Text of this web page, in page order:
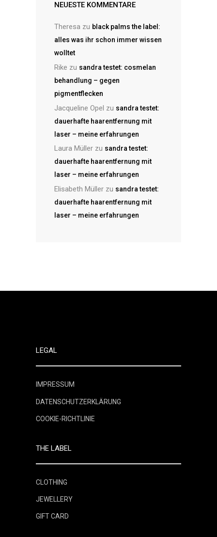
NEUESTE KOMMENTARE
Theresa zu black palms the label:
alles was ihr schon immer wissen
wolltet
Rike zu sandra testet: cosmelan
behandlung – gegen
pigmentflecken
Jacqueline Opel zu sandra testet:
dauerhafte haarentfernung mit
laser – meine erfahrungen
Laura Müller zu sandra testet:
dauerhafte haarentfernung mit
laser – meine erfahrungen
Elisabeth Müller zu sandra testet:
dauerhafte haarentfernung mit
laser – meine erfahrungen
LEGAL
IMPRESSUM
DATENSCHUTZERKLÄRUNG
COOKIE-RICHTLINIE
THE LABEL
CLOTHING
JEWELLERY
GIFT CARD